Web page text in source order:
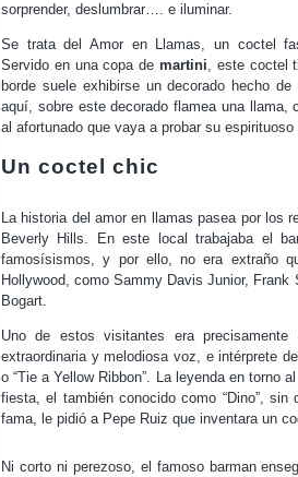
sorprender, deslumbrar…. e iluminar.
Se trata del Amor en Llamas, un coctel
Servido en una copa de martini, este coctel
borde suele exhibirse un decorado hecho
aquí, sobre este decorado flamea una llama,
al afortunado que vaya a probar su espirituoso
Un coctel chic
La historia del amor en llamas pasea por los
Beverly Hills. En este local trabajaba el
famosísismos, y por ello, no era extraño
Hollywood, como Sammy Davis Junior,
Bogart.
Uno de estos visitantes era
extraordinaria y melodiosa voz, e intérprete
o “Tie a Yellow Ribbon”. La leyenda en torno
fiesta, el también conocido como “Dino”,
fama, le pidió a Pepe Ruiz que inventara un
Ni corto ni perezoso, el famoso barman